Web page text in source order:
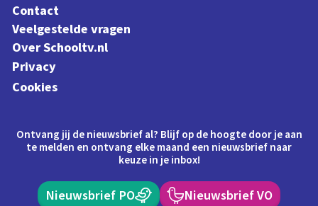
Contact
Veelgestelde vragen
Over Schooltv.nl
Privacy
Cookies
Ontvang jij de nieuwsbrief al? Blijf op de hoogte door je aan
te melden en ontvang elke maand een nieuwsbrief naar
keuze in je inbox!
Nieuwsbrief PO Nieuwsbrief VO